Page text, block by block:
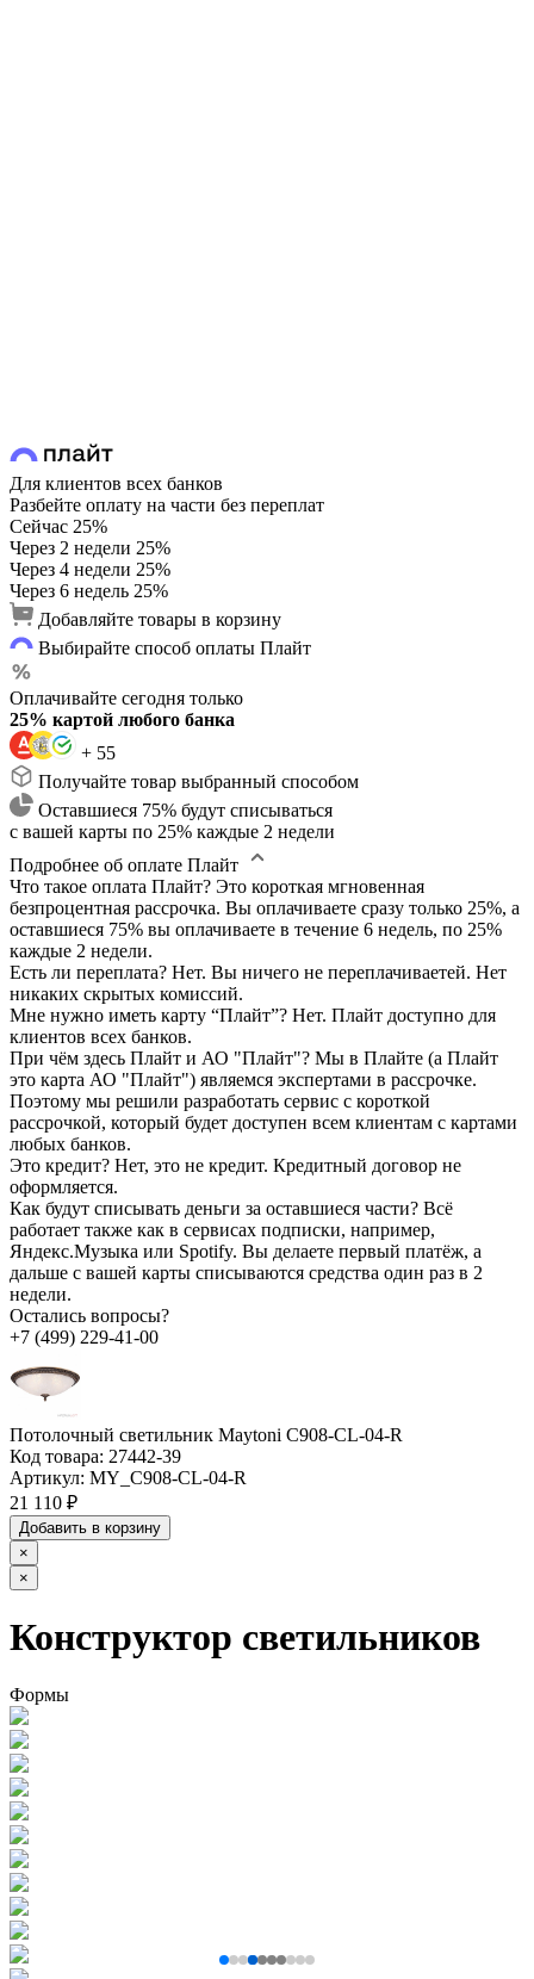
Для клиентов всех банков
Разбейте оплату на части без переплат
Сейчас 25%
Через 2 недели 25%
Через 4 недели 25%
Через 6 недель 25%
Добавляйте товары в корзину
Выбирайте способ оплаты Плайт
Оплачивайте сегодня только
25% картой любого банка
+ 55
Получайте товар выбранный способом
Оставшиеся 75% будут списываться
с вашей карты по 25% каждые 2 недели
Подробнее об оплате Плайт
Что такое оплата Плайт? Это короткая мгновенная
безпроцентная рассрочка. Вы оплачиваете сразу только 25%, а
оставшиеся 75% вы оплачиваете в течение 6 недель, по 25%
каждые 2 недели.
Есть ли переплата? Нет. Вы ничего не переплачиваетей. Нет
никаких скрытых комиссий.
Мне нужно иметь карту “Плайт”? Нет. Плайт доступно для
клиентов всех банков.
При чём здесь Плайт и АО "Плайт"? Мы в Плайте (а Плайт
это карта АО "Плайт") являемся экспертами в рассрочке.
Поэтому мы решили разработать сервис с короткой
рассрочкой, который будет доступен всем клиентам с картами
любых банков.
Это кредит? Нет, это не кредит. Кредитный договор не
оформляется.
Как будут списывать деньги за оставшиеся части? Всё
работает также как в сервисах подписки, например,
Яндекс.Музыка или Spotify. Вы делаете первый платёж, а
дальше с вашей карты списываются средства один раз в 2
недели.
Остались вопросы?
+7 (499) 229-41-00
Потолочный светильник Maytoni C908-CL-04-R
Код товара: 27442-39
Артикул: MY_C908-CL-04-R
21 110 ₽
Добавить в корзину
×
×
Конструктор светильников
Формы